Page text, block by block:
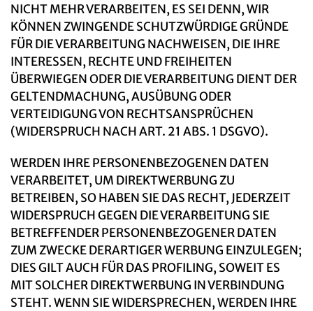
NICHT MEHR VERARBEITEN, ES SEI DENN, WIR
KÖNNEN ZWINGENDE SCHUTZWÜRDIGE GRÜNDE
FÜR DIE VERARBEITUNG NACHWEISEN, DIE IHRE
INTERESSEN, RECHTE UND FREIHEITEN
ÜBERWIEGEN ODER DIE VERARBEITUNG DIENT DER
GELTENDMACHUNG, AUSÜBUNG ODER
VERTEIDIGUNG VON RECHTSANSPRÜCHEN
(WIDERSPRUCH NACH ART. 21 ABS. 1 DSGVO).
WERDEN IHRE PERSONENBEZOGENEN DATEN
VERARBEITET, UM DIREKTWERBUNG ZU
BETREIBEN, SO HABEN SIE DAS RECHT, JEDERZEIT
WIDERSPRUCH GEGEN DIE VERARBEITUNG SIE
BETREFFENDER PERSONENBEZOGENER DATEN
ZUM ZWECKE DERARTIGER WERBUNG EINZULEGEN;
DIES GILT AUCH FÜR DAS PROFILING, SOWEIT ES
MIT SOLCHER DIREKTWERBUNG IN VERBINDUNG
STEHT. WENN SIE WIDERSPRECHEN, WERDEN IHRE